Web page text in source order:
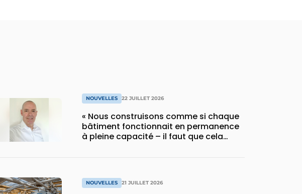
NOUVELLES 22 JUILLET 2026
« Nous construisons comme si chaque
bâtiment fonctionnait en permanence
à pleine capacité – il faut que cela
NOUVELLES 21 JUILLET 2026